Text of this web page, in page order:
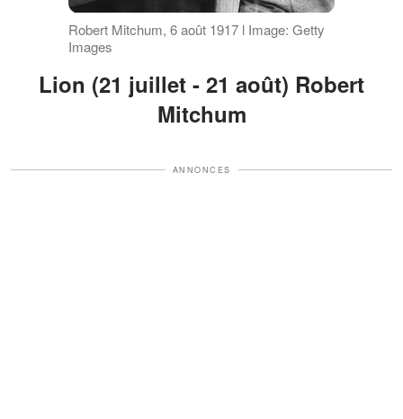
Robert Mitchum, 6 août 1917 l Image: Getty
Images
Lion (21 juillet - 21 août) Robert
Mitchum
ANNONCES